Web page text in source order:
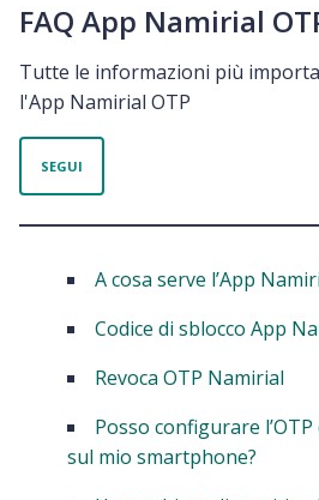
FAQ App Namirial
Tutte le informazioni più
l'App Namirial OTP
SEGUI
A cosa serve l’App
Codice di sblocco App
Revoca OTP Namirial
Posso configurare
sul mio smartphone?